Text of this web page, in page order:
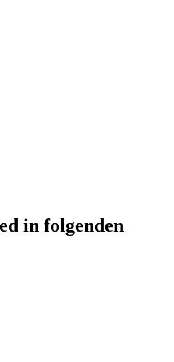
in folgenden